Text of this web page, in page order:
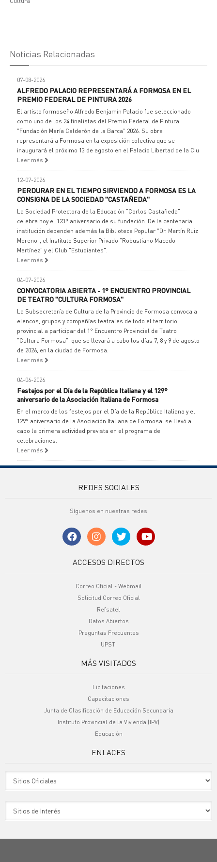
Noticias Relacionadas
07-08-2026
ALFREDO PALACIO REPRESENTARÁ A FORMOSA EN EL
PREMIO FEDERAL DE PINTURA 2026
El artista formoseño Alfredo Benjamín Palacio fue seleccionado
como uno de los 24 finalistas del Premio Federal de Pintura
"Fundación María Calderón de la Barca" 2026. Su obra
representará a Formosa en la exposición colectiva que se
inaugurará el próximo 13 de agosto en el Palacio Libertad de la Ciu
Leer más
12-07-2026
PERDURAR EN EL TIEMPO SIRVIENDO A FORMOSA ES LA
CONSIGNA DE LA SOCIEDAD "CASTAÑEDA"
La Sociedad Protectora de la Educación "Carlos Castañeda"
celebra hoy el 123º aniversario de su fundación. De la centenaria
institución dependen además la Biblioteca Popular "Dr. Martín Ruiz
Moreno", el Instituto Superior Privado "Robustiano Macedo
Martínez" y el Club "Estudiantes".
Leer más
04-07-2026
CONVOCATORIA ABIERTA - 1° ENCUENTRO PROVINCIAL
DE TEATRO "CULTURA FORMOSA"
La Subsecretaría de Cultura de la Provincia de Formosa convoca a
elencos, grupos y compañías teatrales de todo el territorio
provincial a participar del 1° Encuentro Provincial de Teatro
"Cultura Formosa", que se llevará a cabo los días 7, 8 y 9 de agosto
de 2026, en la ciudad de Formosa.
Leer más
04-06-2026
Festejos por el Día de la República Italiana y el 129°
aniversario de la Asociación Italiana de Formosa
En el marco de los festejos por el Día de la República Italiana y el
129° aniversario de la Asociación Italiana de Formosa, se llevó a
cabo la primera actividad prevista en el programa de
celebraciones.
Leer más
REDES SOCIALES
Síguenos en nuestras redes
ACCESOS DIRECTOS
Correo Oficial - Webmail
Solicitud Correo Oficial
Refsatel
Datos Abiertos
Preguntas Frecuentes
UPSTI
MÁS VISITADOS
Licitaciones
Capacitaciones
Junta de Clasificación de Educación Secundaria
Instituto Provincial de la Vivienda (IPV)
Educación
ENLACES